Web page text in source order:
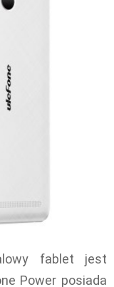
fablet jest
Power posiada